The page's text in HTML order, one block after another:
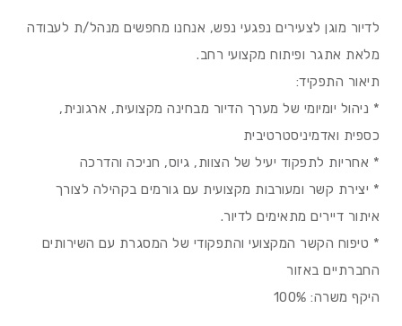
לדיור מוגן לצעירים נפגעי נפש, אנחנו מחפשים מנהל/ת לעבודה
מלאת אתגר ופיתוח מקצועי רחב.
תיאור התפקיד:
* ניהול יומיומי של מערך הדיור מבחינה מקצועית, ארגונית,
כספית ואדמיניסטרטיבית
* אחריות לתפקוד יעיל של הצוות, גיוס, חניכה והדרכה
* יצירת קשר ומעורבות מקצועית עם גורמים בקהילה לצורך
איתור דיירים מתאימים לדיור.
* טיפוח הקשר המקצועי והתפקודי של המסגרת עם השירותים
החברתיים באזור
היקף משרה: 100%